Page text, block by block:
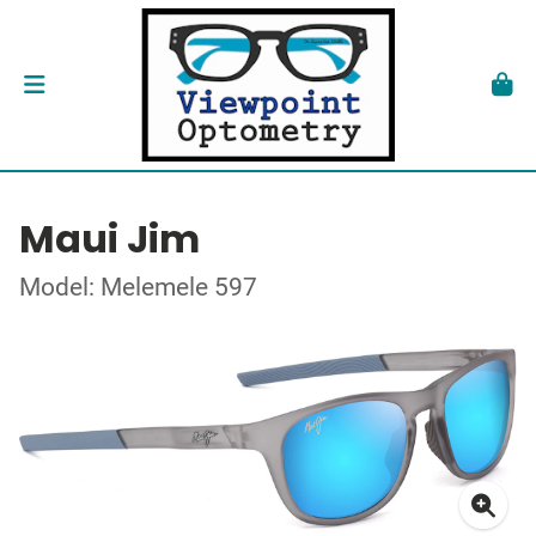
Maui Jim
Model: Melemele 597